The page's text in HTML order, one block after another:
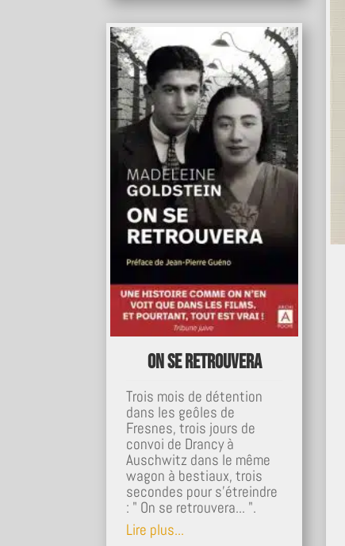
On se retrouvera
Trois mois de détention
dans les geôles de
Fresnes, trois jours de
convoi de Drancy à
Auschwitz dans le même
wagon à bestiaux, trois
secondes pour s'étreindre
: " On se retrouvera... ".
Lire plus...